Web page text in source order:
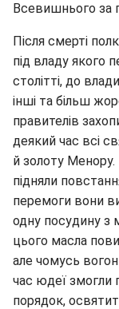
Всевишнього за
Після смерті
під владу якого
столітті, до
інші та більш
правителів
деякий час всі
й золоту
підняли
перемоги вони
одну посудину з
цього масла
але чомусь
час юдеї змогли
порядок,